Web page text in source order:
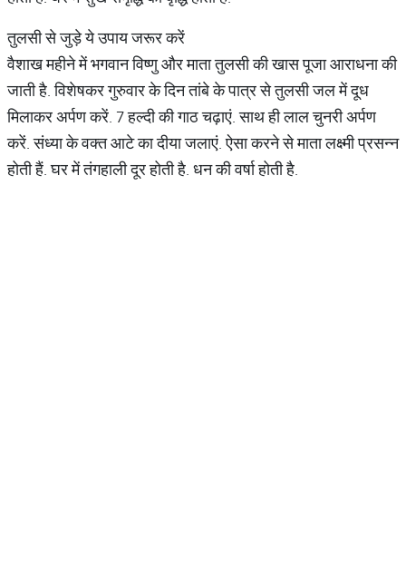
तुलसी से जुड़े ये उपाय जरूर करें
वैशाख महीने में भगवान विष्णु और माता तुलसी की खास पूजा आराधना की
जाती है. विशेषकर गुरुवार के दिन तांबे के पात्र से तुलसी जल में दूध
मिलाकर अर्पण करें. 7 हल्दी की गाठ चढ़ाएं. साथ ही लाल चुनरी अर्पण
करें. संध्या के वक्त आटे का दीया जलाएं. ऐसा करने से माता लक्ष्मी प्रसन्न
होती हैं. घर में तंगहाली दूर होती है. धन की वर्षा होती है.